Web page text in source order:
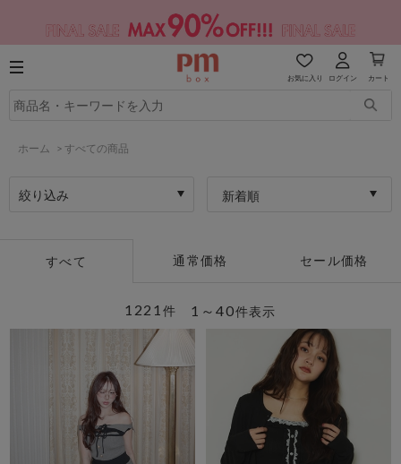
お気に入り ログイン カート
ホーム > すべての商品
絞り込み 新着順
すべて 通常価格 セール価格
1～40件表示
1221 件